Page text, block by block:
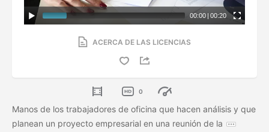
00:00 | 00:20
ACERCA DE LAS LICENCIAS
0
Manos de los trabajadores de oficina que hacen análisis y que
planean un proyecto empresarial en una reunión de la